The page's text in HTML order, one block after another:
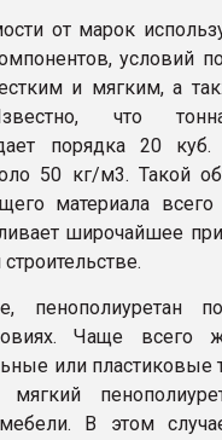
от марок
условий
и мягким, а
что
порядка 20
50 кг/м3. Такой
материала
широчайшее
пенополиуретан
Чаще всего
или пластиковые
В этом